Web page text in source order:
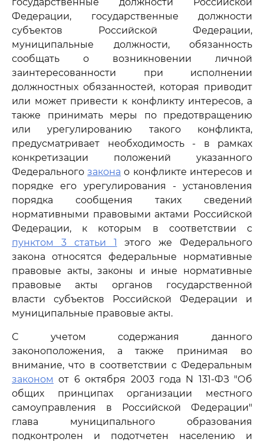
Федерации, государственные должности
субъектов Российской Федерации,
муниципальные должности, обязанность
сообщать о возникновении личной
заинтересованности при исполнении
должностных обязанностей, которая приводит
или может привести к конфликту интересов, а
также принимать меры по предотвращению
или урегулированию такого конфликта,
предусматривает необходимость - в рамках
конкретизации положений указанного
Федеральногозакона о конфликте интересов и
порядке его урегулирования - установления
порядка сообщения таких сведений
нормативными правовыми актами Российской
Федерации, к которым в соответствии с
пунктом 3 статьи 1 этого же Федерального
закона относятся федеральные нормативные
правовые акты, законы и иные нормативные
правовые акты органов государственной
власти субъектов Российской Федерации и
муниципальные правовые акты.
С учетом содержания данного
законоположения, а также принимая во
внимание, что в соответствии с Федеральным
законом от 6 октября 2003 года N 131-ФЗ "Об
общих принципах организации местного
самоуправления в Российской Федерации"
глава муниципального образования
подконтролен и подотчетен населению и